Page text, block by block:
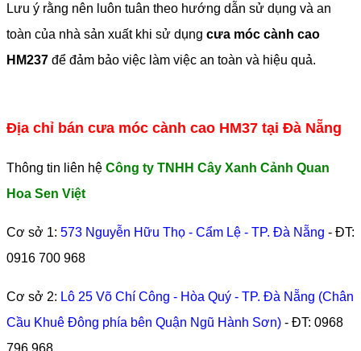
Lưu ý rằng nên luôn tuân theo hướng dẫn sử dụng và an
toàn của nhà sản xuất khi sử dụng cưa móc cành cao
HM237 để đảm bảo việc làm việc an toàn và hiệu quả.
Địa chỉ bán cưa móc cành cao HM37 tại Đà Nẵng
Thông tin liên hệ Công ty TNHH Cây Xanh Cảnh Quan
Hoa Sen Việt
Cơ sở 1: 573 Nguyễn Hữu Thọ - Cẩm Lệ - TP. Đà Nẵng - ĐT:
0916 700 968
Cơ sở 2: Lô 25 Võ Chí Công - Hòa Quý - TP. Đà Nẵng (Chân
Cầu Khuê Đông phía bên Quận Ngũ Hành Sơn) - ĐT: 0968